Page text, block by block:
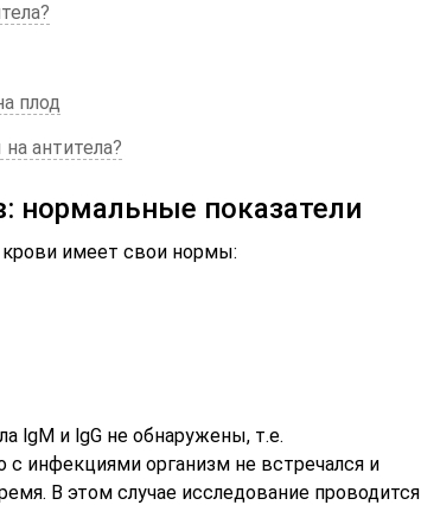
плод
антитела?
нормальные показатели
имеет свои нормы:
lgM и lgG не обнаружены, т.е.
с инфекциями организм не встречался и
В этом случае исследование проводится